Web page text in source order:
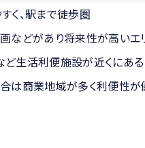
く、駅まで徒歩圏
などがあり将来性が高いエ
ど生活利便施設が近くにある
合は商業地域が多く利便性